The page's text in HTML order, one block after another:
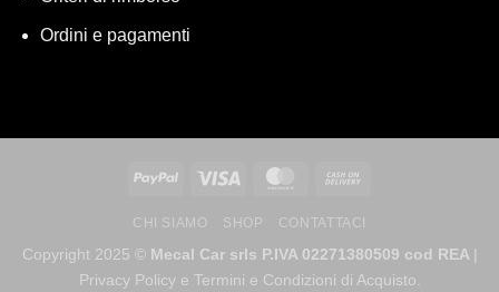
Ordini e pagamenti
CHI SIAMO SHOP CONTATTACI
Copyright 2025 © Mecal Car srls P.IVA 02271380509 cod REA |
Privacy Policy e Termini e Condizioni di Acquisto.